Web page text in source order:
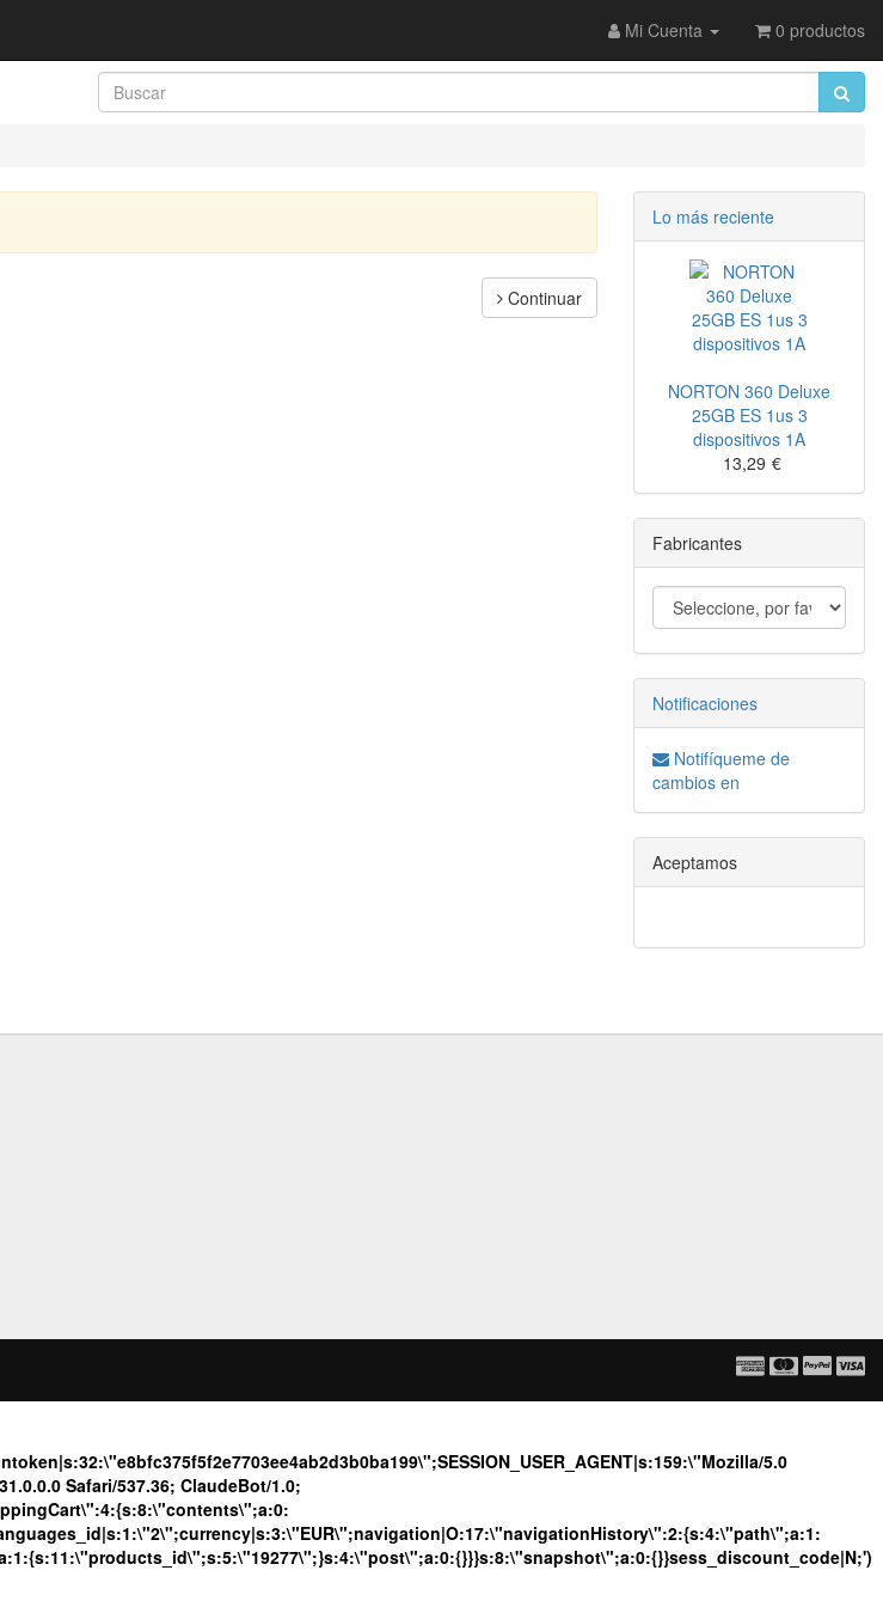
Mi Cuenta 0 productos
Continuar
Lo más reciente
NORTON 360 Deluxe
25GB ES 1us 3
dispositivos 1A
13,29 €
Fabricantes
Notificaciones
Notifíqueme de
cambios en
Aceptamos
5.0
Safari/537.36; ClaudeBot/1.0;